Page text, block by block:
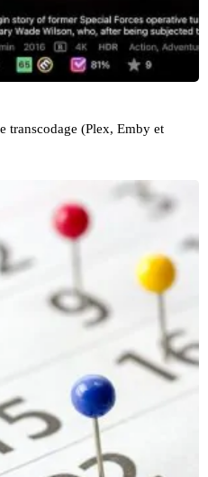
transcodage (Plex, Emby et